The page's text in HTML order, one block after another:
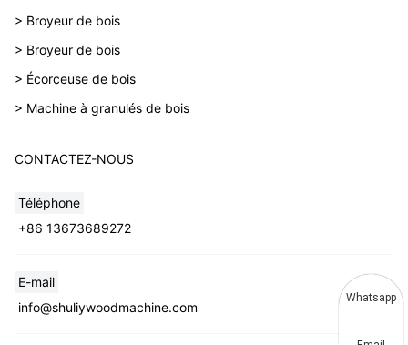
> Broyeur de bois
> Broyeur de bois
> Écorceuse de bois
> Machine à granulés de bois
CONTACTEZ-NOUS
Téléphone
+86 13673689272
E-mail
info@shuliywoodmachine.com
Whatsapp